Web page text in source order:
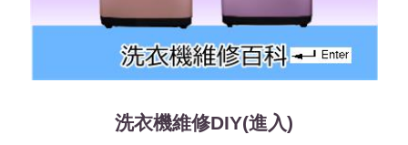
洗衣機維修DIY(進入)